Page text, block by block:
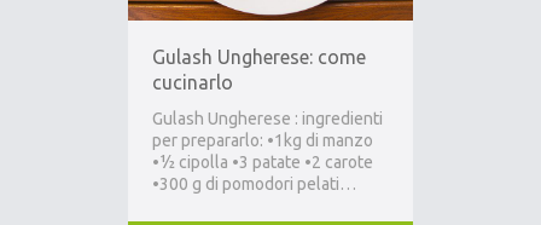
Gulash Ungherese: come
cucinarlo
Gulash Ungherese : ingredienti
per prepararlo: •1kg di manzo
•½ cipolla •3 patate •2 carote
•300 g di pomodori pelati…